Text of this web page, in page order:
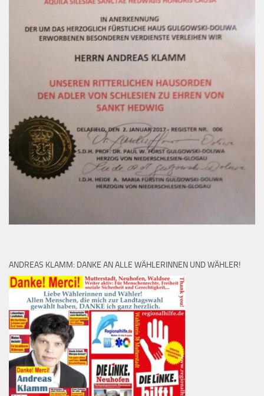
ANDREAS KLAMM: DANKE AN ALLE WÄHLERINNEN UND WÄHLER!